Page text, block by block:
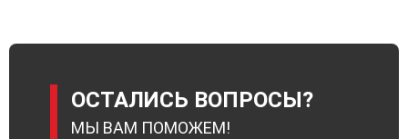
ОСТАЛИСЬ ВОПРОСЫ?
МЫ ВАМ ПОМОЖЕМ!